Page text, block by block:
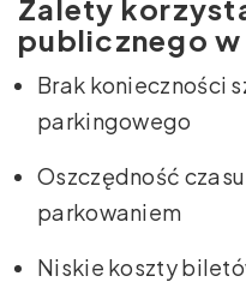
Zalety
publicznego
Brak konieczności
parkingowego
Oszczędność
parkowaniem
Niskie koszty